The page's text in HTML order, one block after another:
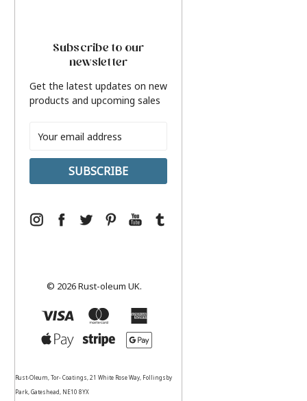
Subscribe to our
newsletter
Get the latest updates on new
products and upcoming sales
Address
© 2026 Rust-oleum UK.
Rust-Oleum, Tor- Coatings, 21 White Rose Way, Follingsby
Park, Gateshead, NE10 8YX